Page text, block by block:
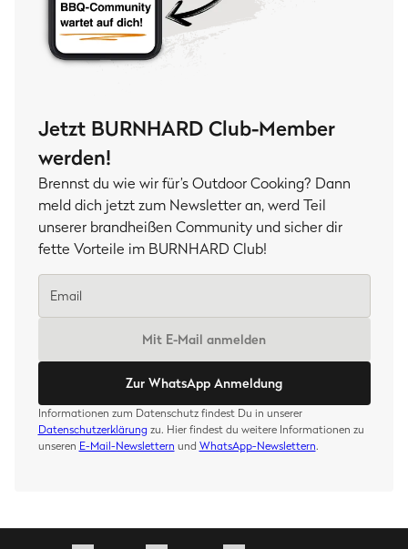
Jetzt BURNHARD Club-Member
werden!
Brennst du wie wir für’s Outdoor Cooking? Dann
meld dich jetzt zum Newsletter an, werd Teil
unserer brandheißen Community und sicher dir
fette Vorteile im BURNHARD Club!
Mit E-Mail anmelden
Zur WhatsApp Anmeldung
Informationen zum Datenschutz findest Du in unserer
Datenschutzerklärung zu. Hier findest du weitere Informationen zu
unseren E-Mail-Newslettern und WhatsApp-Newslettern.